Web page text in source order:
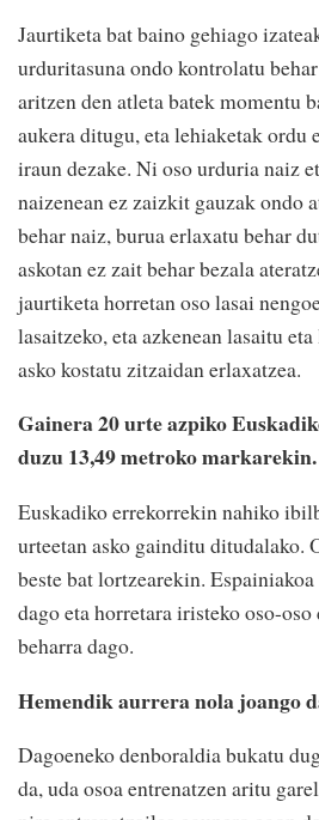
Jaurtiketa bat baino gehiago
urduritasuna ondo kontrolatu
aritzen den atleta batek momentu
aukera ditugu, eta lehiaketak ordu
iraun dezake. Ni oso urduria naiz
naizenean ez zaizkit gauzak ondo
behar naiz, burua erlaxatu behar
askotan ez zait behar bezala
jaurtiketa horretan oso lasai
lasaitzeko, eta azkenean lasaitu
asko kostatu zitzaidan erlaxatzea.
Gainera 20 urte azpiko
duzu 13,49 metroko markarekin.
Euskadiko errekorrekin nahiko
urteetan asko gainditu ditudalako.
beste bat lortzearekin.
dago eta horretara iristeko oso-
beharra dago.
Hemendik aurrera nola joango
Dagoeneko denboraldia bukatu
da, uda osoa entrenatzen aritu